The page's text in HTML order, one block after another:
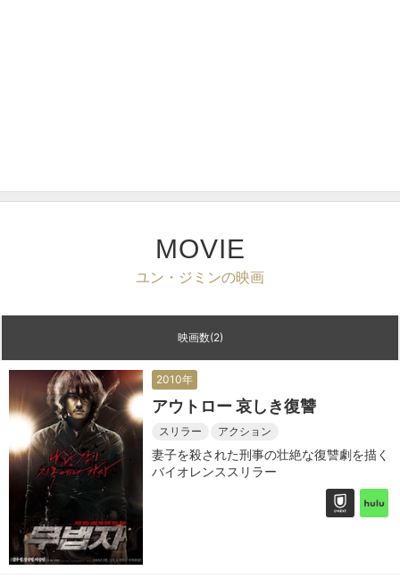
MOVIE
ユン・ジミンの映画
映画数(2)
2010年
アウトロー 哀しき復讐
スリラー アクション
妻子を殺された刑事の壮絶な復讐劇を描く
バイオレンススリラー